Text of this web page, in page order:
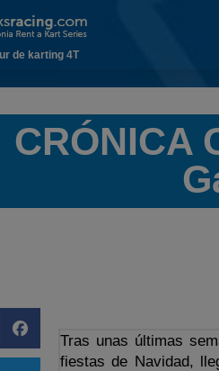
de karting 4T
CRÓNICA
Tras unas últimas
fiestas de Navidad,